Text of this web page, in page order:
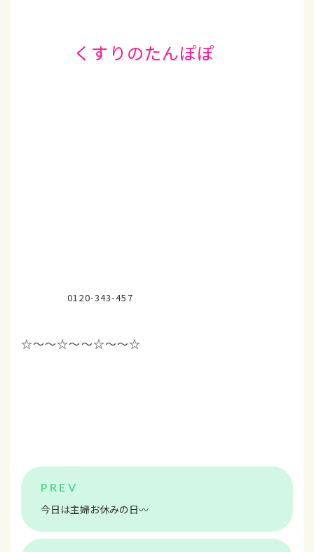
くすりのたんぽぽ
0120-343-457
☆～～☆～～☆～～☆
今日は主婦お休みの日〰️